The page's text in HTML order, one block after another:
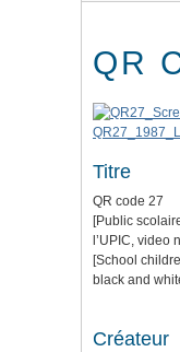
QR
Titre
QR code 27
[Public
l’UPIC, video
[School
black and
Créateur